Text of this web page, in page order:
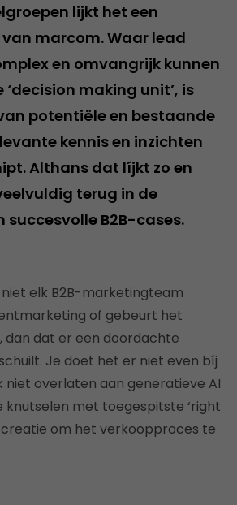
lijkt het een
marcom. Waar lead
en omvangrijk kunnen
‘decision making unit’, is
potentiële en bestaande
kennis en inzichten
Althans dat líjkt zo en
terug in de
succesvolle B2B-cases.
elk B2B-marketingteam
of gebeurt het
dan dat er een doordachte
Je doet het er niet even bíj
niet overlaten aan generatieve AI
knutselen met toegespitste ‘right
om het verkoopproces te